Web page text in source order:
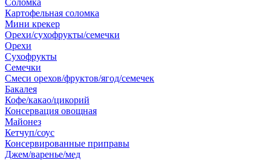
Соломка
Картофельная соломка
Мини крекер
Орехи/сухофрукты/семечки
Орехи
Сухофрукты
Семечки
Смеси орехов/фруктов/ягод/семечек
Бакалея
Кофе/какао/цикорий
Консервация овощная
Майонез
Кетчуп/соус
Консервированные приправы
Джем/варенье/мед